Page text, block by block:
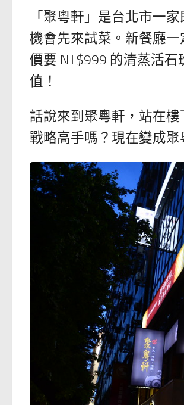
「聚粵軒」是台北市一
機會先來試菜。新餐廳
價要 NT$999 的清蒸活
值！
話說來到聚粵軒，站在
戰略高手嗎？現在變成聚